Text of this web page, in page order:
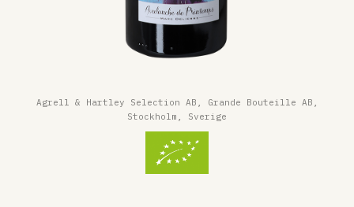
Agrell & Hartley Selection AB, Grande Bouteille AB,
Stockholm, Sverige